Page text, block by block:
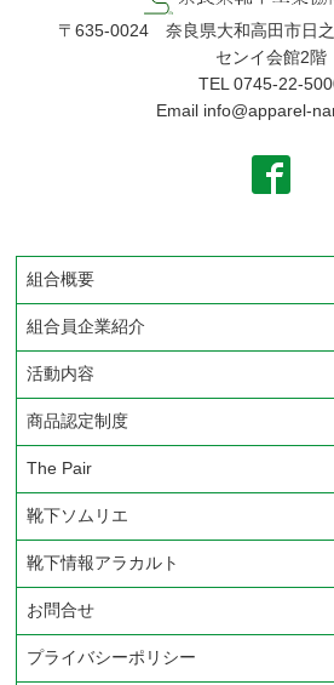
〒635-0024 奈良県大和高田市日
センイ会館2階
TEL 0745-22-
Email info@apparel-
組合概要
組合員企業紹介
活動内容
商品認定制度
The Pair
靴下ソムリエ
靴下情報アラカルト
お問合せ
プライバシーポリシー